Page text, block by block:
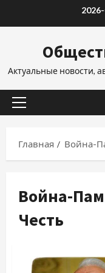
Актуальные новости,
Основное
Главная
Война-
Война-
Честь